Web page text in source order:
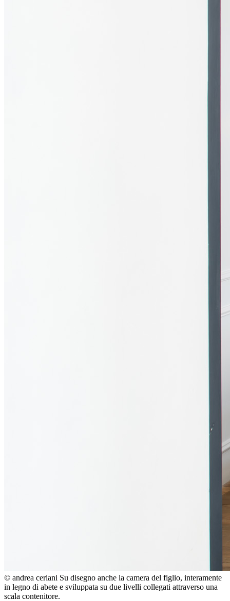
© andrea ceriani Su disegno anche la camera del figlio, interamente
in legno di abete e sviluppata su due livelli collegati attraverso una
scala contenitore.